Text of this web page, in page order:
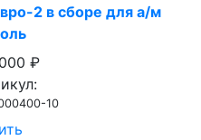
2 в сборе для а/м
₽
10